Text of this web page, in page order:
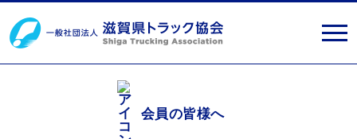
会員の皆様へ